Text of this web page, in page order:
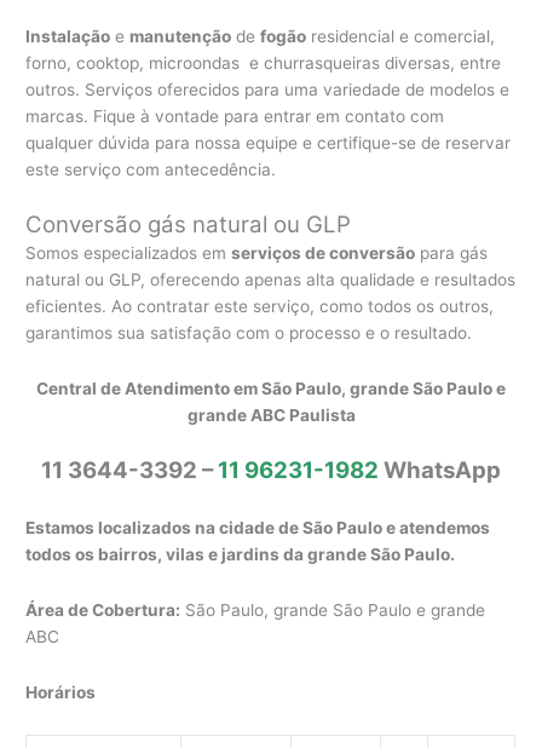
Instalação e manutenção defogão residencial e comercial,
forno, cooktop, microondas e churrasqueiras diversas, entre
outros. Serviços oferecidos para uma variedade de modelos e
marcas. Fique à vontade para entrar em contato com
qualquer dúvida para nossa equipe e certifique-se de reservar
este serviço com antecedência.
Conversão gás natural ou GLP
Somos especializados emserviços de conversão para gás
natural ou GLP, oferecendo apenas alta qualidade e resultados
eficientes. Ao contratar este serviço, como todos os outros,
garantimos sua satisfação com o processo e o resultado.
Central de Atendimento em São Paulo, grande São Paulo e
grande ABC Paulista
11 3644-3392 –11 96231-1982 WhatsApp
Estamos localizados na cidade de São Paulo e atendemos
todos os bairros, vilas e jardins da grande São Paulo.
Área de Cobertura: São Paulo, grande São Paulo e grande
ABC
Horários